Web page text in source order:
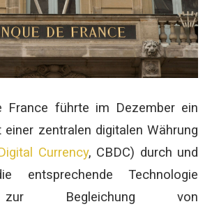
France führte im Dezember ein
zentralen digitalen Währung
Currency, CBDC) durch und
entsprechende Technologie
Begleichung von